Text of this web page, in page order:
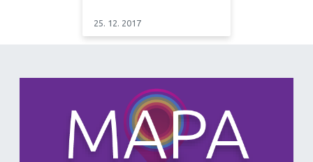
25. 12. 2017